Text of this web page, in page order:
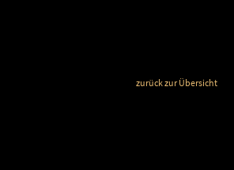
zurück zur Übersicht